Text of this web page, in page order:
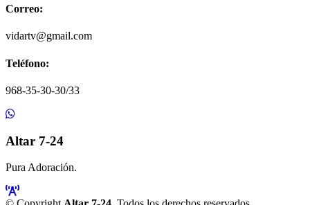
Correo:
vidartv@gmail.com
Teléfono:
968-35-30-30/33
Altar 7-24
Pura Adoración.